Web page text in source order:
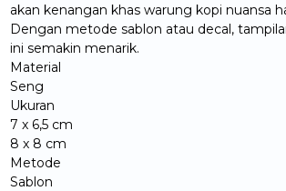
akan kenangan khas warung kopi nuansa
Dengan metode sablon atau decal,
ini semakin menarik.
Material
Seng
Ukuran
7 x 6,5 cm
8 x 8 cm
Metode
Sablon